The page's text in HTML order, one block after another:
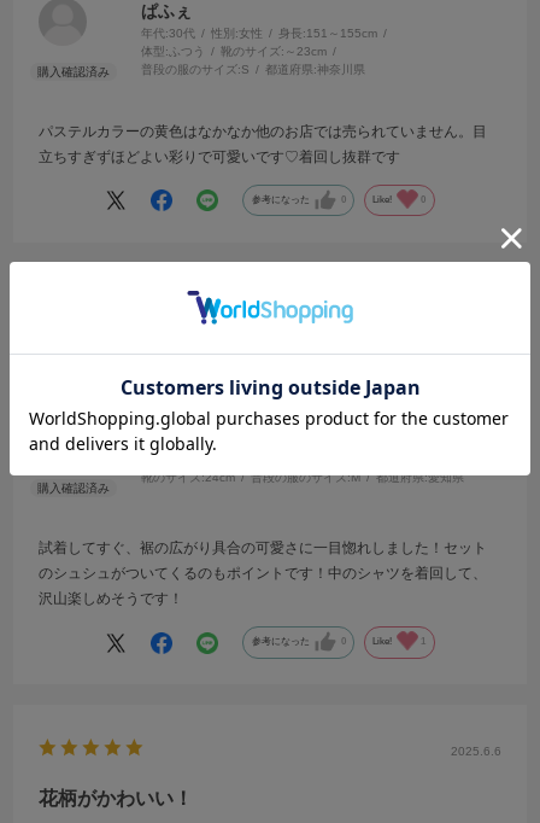
ぱふぇ
年代:30代 性別:女性 身長:151～155cm
体型: ふつう 靴のサイズ: ～23cm
普段の服のサイズ:S 都道府県:神奈川県
パステルカラーの黄色はなかなか他のお店では売られていません。目
立ちすぎずほどよい彩りで可愛いです♡着回し抜群です
参考になった 0 Like! 0
広がり具合が可愛い
カラー：BLACK
M
年代:
靴のサイズ:24cm 普段の服のサイズ:M 都道府県:愛知県
試着してすぐ、裾の広がり具合の可愛さに一目惚れしました！セット
のシュシュがついてくるのもポイントです！中のシャツを着回して、
沢山楽しめそうです！
参考になった 0 Like! 1
2025.6.6
花柄がかわいい！